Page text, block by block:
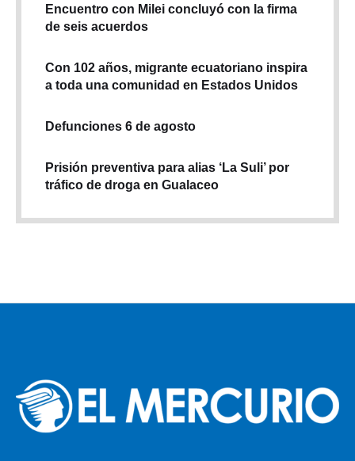
Encuentro con Milei concluyó con la firma
de seis acuerdos
Con 102 años, migrante ecuatoriano inspira
a toda una comunidad en Estados Unidos
Defunciones 6 de agosto
Prisión preventiva para alias ‘La Suli’ por
tráfico de droga en Gualaceo